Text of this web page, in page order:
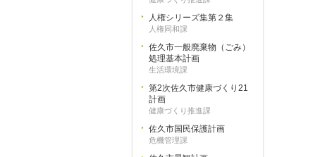
人権シリーズ集第２集
人権同和課
佐久市一般廃棄物（ごみ）
処理基本計画
生活環境課
第2次佐久市健康づくり21
計画
健康づくり推進課
佐久市国民保護計画
危機管理課